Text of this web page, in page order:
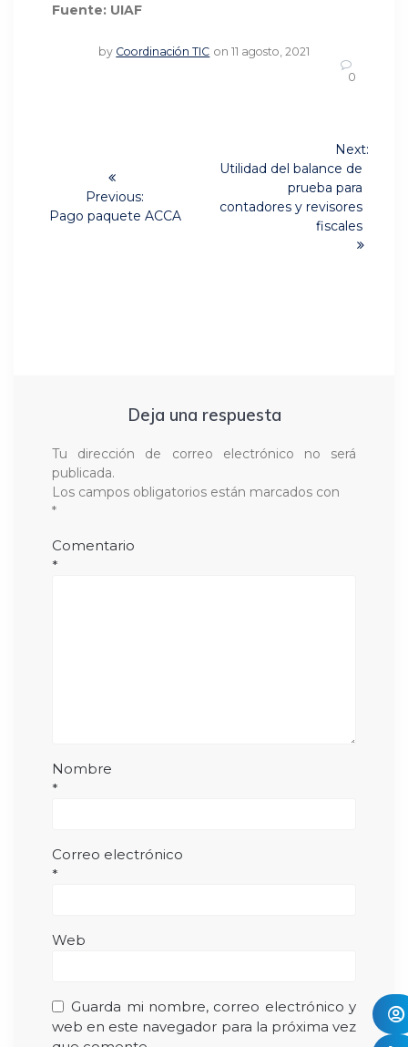
Fuente: UIAF
by Coordinación TIC on 11 agosto, 2021
0
entradas
Previous:
Previous
Pago paquete ACCA
Next:
Next
Utilidad del balance de
prueba para
contadores y revisores
fiscales
Deja una respuesta
Tu dirección de correo electrónico no será
publicada.
Los campos obligatorios están marcados con
*
Comentario
*
Nombre
*
Correo electrónico
*
Web
Guarda mi nombre, correo electrónico y
web en este navegador para la próxima vez